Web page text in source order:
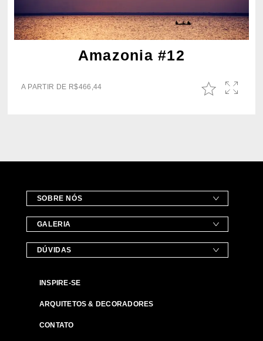
Amazonia #12
A PARTIR DE R$466,44
SOBRE NÓS
GALERIA
DÚVIDAS
INSPIRE-SE
ARQUITETOS & DECORADORES
CONTATO